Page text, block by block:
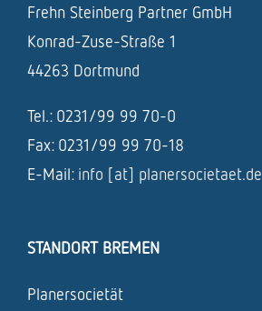
Frehn Steinberg Partner GmbH
Konrad-Zuse-Straße 1
44263 Dortmund
Tel.: 0231/99 99 70-0
Fax: 0231/99 99 70-18
E-Mail: info [at] planersocietaet.de
STANDORT BREMEN
Planersocietät